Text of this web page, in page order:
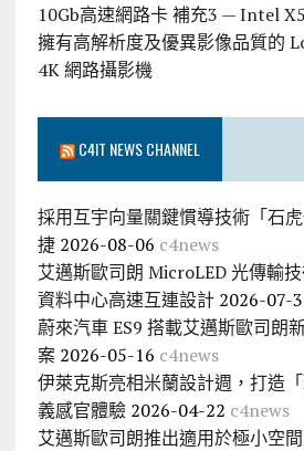
10Gb高速網路卡 補充3 — Intel
擁有高解析度及優異影像品質的
4K 網路攝影機
C4IT NEWS CHANNEL
採用互宇向量關鍵慣導技術「石
捷 2026-08-06 c4news
艾邁斯歐司朗 MicroLED 光傳輸
資料中心高速互連設計 2026-07-
蔚來汽車 ES9 搭載艾邁斯歐司朗
案 2026-05-16 c4news
伊萊克斯亮相米蘭設計週，打造
義感官體驗 2026-04-22 c4news
艾邁斯歐司朗推出適用於極小空